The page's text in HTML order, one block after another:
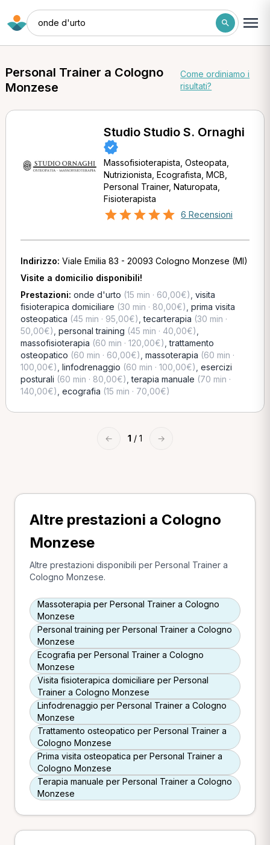
onde d'urto
Personal Trainer a Cologno
Monzese
Come ordiniamo i
risultati?
Studio Studio S. Ornaghi
Massofisioterapista, Osteopata,
Nutrizionista, Ecografista, MCB,
Personal Trainer, Naturopata,
Fisioterapista
6 Recensioni
Indirizzo: Viale Emilia 83 - 20093 Cologno Monzese (MI)
Visite a domicilio disponibili!
Prestazioni: onde d'urto (15 min · 60,00€) visita
fisioterapica domiciliare (30 min · 80,00€) prima visita
osteopatica (45 min · 95,00€) ,tecarterapia (30 min ·
50,00€) personal training (45 min · 40,00€)
massofisioterapia (60 min · 120,00€) ,trattamento
osteopatico (60 min · 60,00€) massoterapia (60 min ·
100,00€) linfodrenaggio (60 min · 100,00€) esercizi
posturali (60 min · 80,00€) ,terapia manuale (70 min ·
140,00€) ecografia (15 min · 70,00€)
← 1 / 1 →
Altre prestazioni a Cologno
Monzese
Altre prestazioni disponibili per Personal Trainer a
Cologno Monzese.
Massoterapia per Personal Trainer a Cologno
Monzese
Personal training per Personal Trainer a Cologno
Monzese
Ecografia per Personal Trainer a Cologno
Monzese
Visita fisioterapica domiciliare per Personal
Trainer a Cologno Monzese
Linfodrenaggio per Personal Trainer a Cologno
Monzese
Trattamento osteopatico per Personal Trainer a
Cologno Monzese
Prima visita osteopatica per Personal Trainer a
Cologno Monzese
Terapia manuale per Personal Trainer a Cologno
Monzese